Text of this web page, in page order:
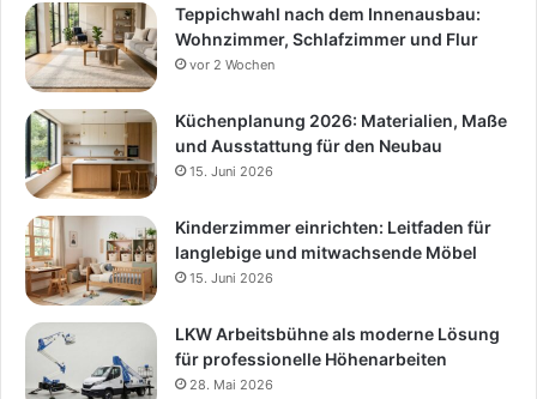
Teppichwahl nach dem Innenausbau:
Wohnzimmer, Schlafzimmer und Flur
vor 2 Wochen
Küchenplanung 2026: Materialien, Maße
und Ausstattung für den Neubau
15. Juni 2026
Kinderzimmer einrichten: Leitfaden für
langlebige und mitwachsende Möbel
15. Juni 2026
LKW Arbeitsbühne als moderne Lösung
für professionelle Höhenarbeiten
28. Mai 2026